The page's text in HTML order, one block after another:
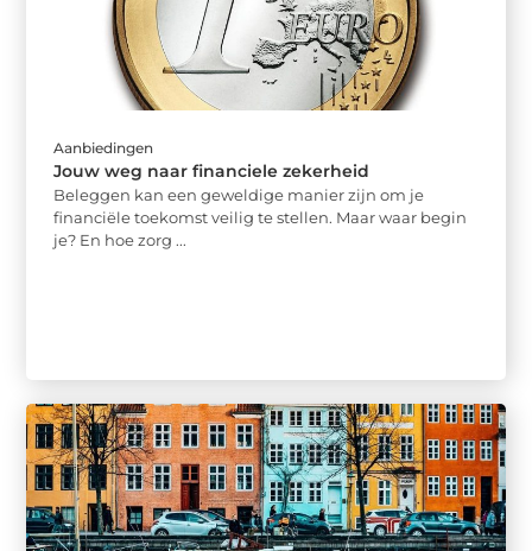
Aanbiedingen
Jouw weg naar financiele zekerheid
Beleggen kan een geweldige manier zijn om je
financiële toekomst veilig te stellen. Maar waar begin
je? En hoe zorg ...